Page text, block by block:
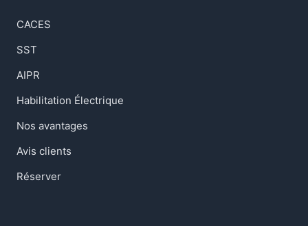
CACES
SST
AIPR
Habilitation Électrique
Nos avantages
Avis clients
Réserver